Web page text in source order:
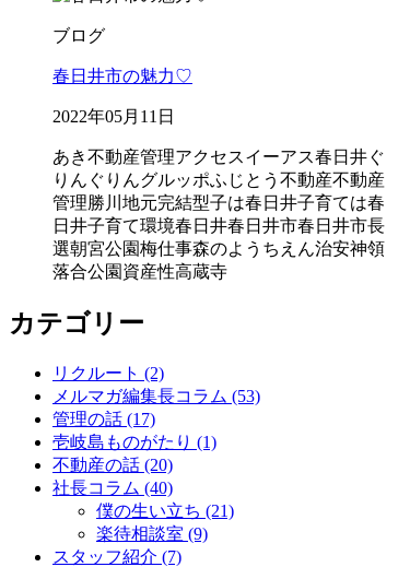
ブログ
春日井市の魅力♡
2022年05月11日
あき不動産管理アクセスイーアス春日井ぐ
りんぐりんグルッポふじとう 不動産不動産
管理勝川 地元完結型子は春日井子育ては春
日井子育て環境春日井春日井市春日井市長
選朝宮公園梅仕事森のようちえん治安神領
落合公園 資産性高蔵寺
カテゴリー
リクルート (2)
メルマガ編集長コラム (53)
管理の話 (17)
壱岐島ものがたり (1)
不動産の話 (20)
社長コラム (40)
僕の生い立ち (21)
楽待相談室 (9)
スタッフ紹介 (7)